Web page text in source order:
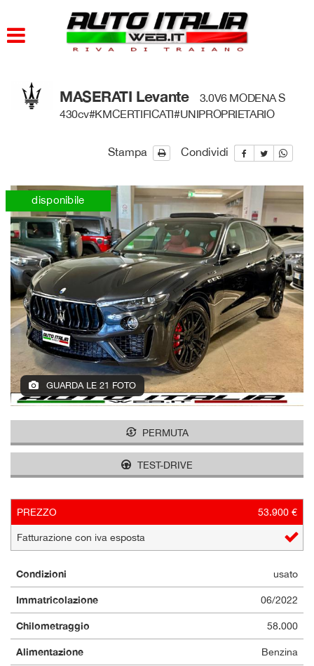
AZIENDA
SERVIZI
CONTATTI
ORARI
MASERATI Levante
3.0V6 MODENA S
430cv#KMCERTIFICATI#UNIPROPRIETARIO
Stampa Condividi
disponibile
GUARDA LE 21 FOTO
PERMUTA
TEST-DRIVE
PREZZO 53.900 €
Fatturazione con iva esposta
Condizioni usato
Immatricolazione 06/2022
Chilometraggio 58.000
Alimentazione Benzina